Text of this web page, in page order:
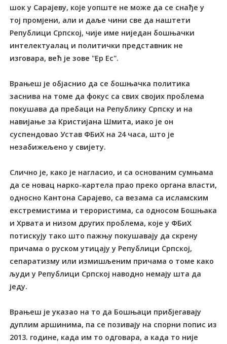
шок у Сарајеву, које уопште не може да се снађе у
тој промјени, али и даље чини све да наштети
Републици Српској, чије име ниједан бошњачки
интелектуалац и политички представник не
изговара, већ је зове "Ер Ес".
Врањеш је објаснио да се бошњачка политика
заснива на томе да фокус са свих својих проблема
покушава да пребаци на Републику Српску и на
навијање за Кристијана Шмита, иако је он
суспендовао Устав ФБиХ на 24 часа, што је
незабижељено у свијету.
Слично је, како је нагласио, и са основаним сумњама
да се новац нарко-картела прао преко органа власти,
односно Кантона Сарајево, са везама са исламским
екстремистима и терористима, са односом Бошњака
и Хрвата и низом других проблема, које у ФБиХ
потискују тако што пажњу покушавају да скрену
причама о руском утицају у Републици Српској,
сепаратизму или измишљеним причама о томе како
људи у Републици Српској наводно немају шта да
једу.
Врањеш је указао на то да Бошњаци прибјегавају
дуплим аршинима, па се позивају на спорни попис из
2013. године, када им то одговара, а када то није